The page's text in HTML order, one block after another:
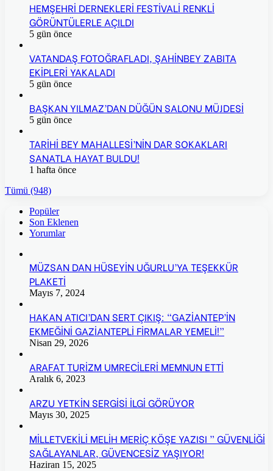
HEMŞEHRİ DERNEKLERİ FESTİVALİ RENKLİ
GÖRÜNTÜLERLE AÇILDI
5 gün önce
VATANDAŞ FOTOĞRAFLADI, ŞAHİNBEY ZABITA
EKİPLERİ YAKALADI
5 gün önce
BAŞKAN YILMAZ’DAN DÜĞÜN SALONU MÜJDESİ
5 gün önce
TARİHİ BEY MAHALLESİ’NİN DAR SOKAKLARI
SANATLA HAYAT BULDU!
1 hafta önce
Tümü (948)
Popüler
Son Eklenen
Yorumlar
MÜZSAN DAN HÜSEYİN UĞURLU’YA TEŞEKKÜR
PLAKETİ
Mayıs 7, 2024
HAKAN ATICI’DAN SERT ÇIKIŞ: “GAZİANTEP’İN
EKMEĞİNİ GAZİANTEPLİ FİRMALAR YEMELİ!”
Nisan 29, 2026
ARAFAT TURİZM UMRECİLERİ MEMNUN ETTİ
Aralık 6, 2023
ARZU YETKİN SERGİSİ İLGİ GÖRÜYOR
Mayıs 30, 2025
MİLLETVEKİLİ MELİH MERİÇ KÖŞE YAZISI ” GÜVENLİĞİ
SAĞLAYANLAR, GÜVENCESİZ YAŞIYOR!
Haziran 15, 2025